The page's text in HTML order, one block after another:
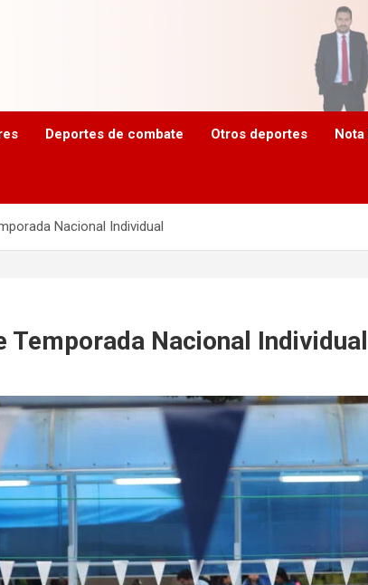
Deportes de combate Otros deportes Nota
Nacional Individual
Nacional Individual